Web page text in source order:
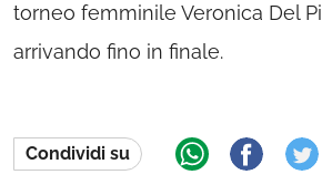
torneo femminile Veronica Del
arrivando fino in finale.
Condividi su